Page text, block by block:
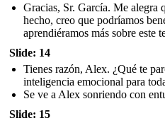
Gracias, Sr. García. Me alegra
hecho, creo que podríamos
aprendiéramos más sobre este
Slide: 14
Tienes razón, Alex. ¿Qué te
inteligencia emocional para
Se ve a Alex sonriendo con
Slide: 15